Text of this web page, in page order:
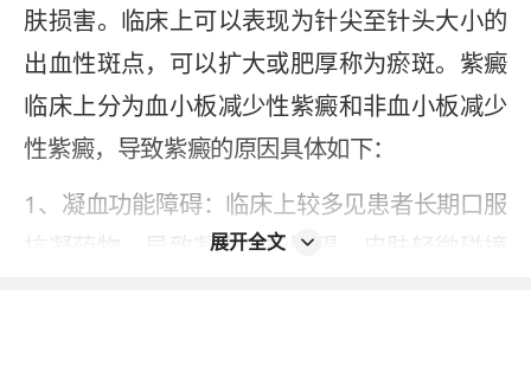
肤损害。临床上可以表现为针尖至针头大小的
出血性斑点，可以扩大或肥厚称为瘀斑。紫癜
临床上分为血小板减少性紫癜和非血小板减少
性紫癜，导致紫癜的原因具体如下：
1、凝血功能障碍：临床上较多见患者长期口服
抗凝药物，导致凝血功能障碍，皮肤轻微碰撞
展开全文